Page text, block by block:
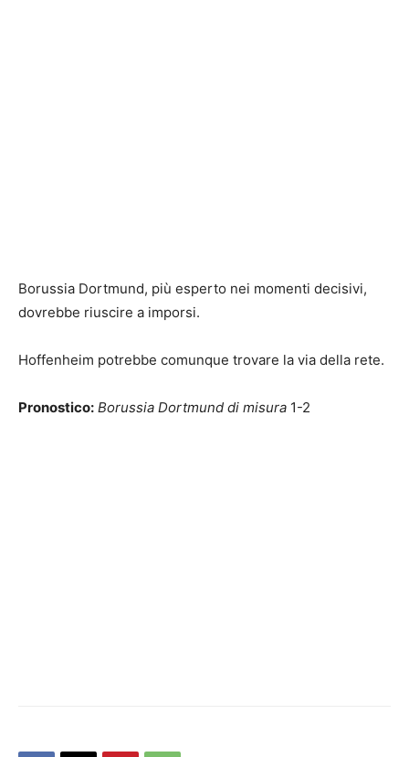
Borussia Dortmund, più esperto nei momenti decisivi,
dovrebbe riuscire a imporsi.
Hoffenheim potrebbe comunque trovare la via della rete.
Pronostico: Borussia Dortmund di misura 1-2